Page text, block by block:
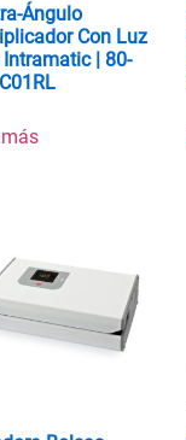
Ángulo
Con Luz
Intramatic | 80-